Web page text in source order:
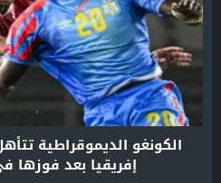
الكونغو الديموقراطية
إفريقيا بعد فوزها